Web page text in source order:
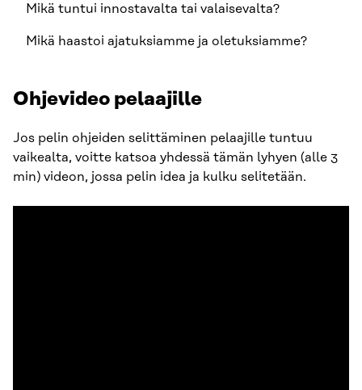
Mikä tuntui innostavalta tai valaisevalta?
Mikä haastoi ajatuksiamme ja oletuksiamme?
Ohjevideo pelaajille
Jos pelin ohjeiden selittäminen pelaajille tuntuu
vaikealta, voitte katsoa yhdessä tämän lyhyen (alle 3
min) videon, jossa pelin idea ja kulku selitetään.